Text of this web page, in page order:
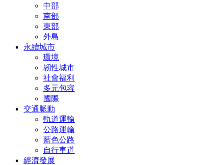
中部
南部
東部
外島
永續城市
環境
韌性城市
社會福利
多元包容
國際
交通脈動
軌道運輸
公路運輸
藍色公路
自行車道
經濟發展